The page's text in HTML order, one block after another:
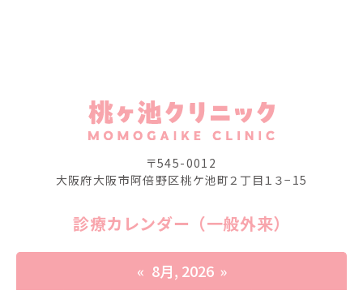
〒545-0012
⼤阪府⼤阪市阿倍野区桃ケ池町２丁⽬１３−15
診療カレンダー（一般外来）
« 8月, 2026 »